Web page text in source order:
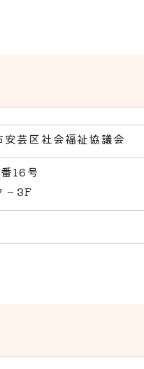
芸区社会福祉協議会
16号
－3F